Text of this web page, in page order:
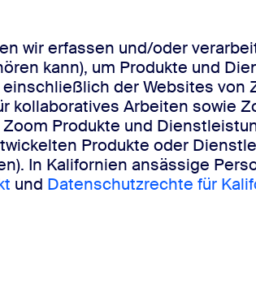
wir erfassen und/oder
kann), um Produkte und
der Websites von
Arbeiten sowie
Produkte und
Produkte oder
In Kalifornien ansässige
und Datenschutzrechte für